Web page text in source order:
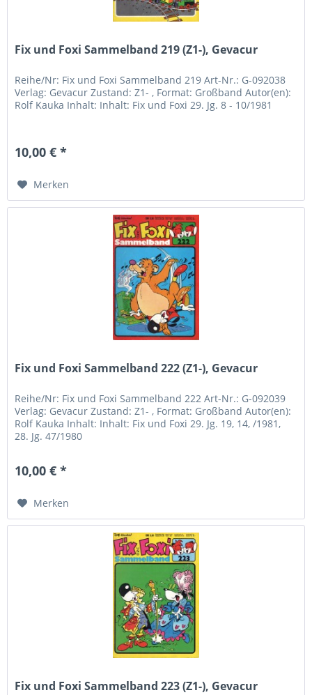
Fix und Foxi Sammelband 219 (Z1-), Gevacur
Reihe/Nr: Fix und Foxi Sammelband 219 Art-Nr.: G-092038
Verlag: Gevacur Zustand: Z1- , Format: Großband Autor(en):
Rolf Kauka Inhalt: Inhalt: Fix und Foxi 29. Jg. 8 - 10/1981
10,00 € *
Merken
Fix und Foxi Sammelband 222 (Z1-), Gevacur
Reihe/Nr: Fix und Foxi Sammelband 222 Art-Nr.: G-092039
Verlag: Gevacur Zustand: Z1- , Format: Großband Autor(en):
Rolf Kauka Inhalt: Inhalt: Fix und Foxi 29. Jg. 19, 14, /1981,
28. Jg. 47/1980
10,00 € *
Merken
Fix und Foxi Sammelband 223 (Z1-), Gevacur